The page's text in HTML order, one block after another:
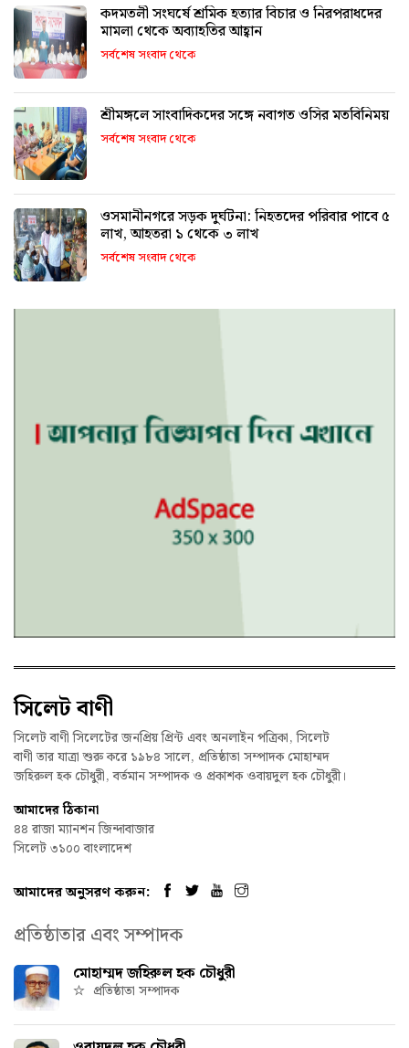
কদমতলী সংঘর্ষে শ্রমিক হত্যার বিচার ও নিরপরাধদের
মামলা থেকে অব্যাহতির আহ্বান
সর্বশেষ সংবাদ থেকে
শ্রীমঙ্গলে সাংবাদিকদের সঙ্গে নবাগত ওসির মতবিনিময়
সর্বশেষ সংবাদ থেকে
ওসমানীনগরে সড়ক দুর্ঘটনা: নিহতদের পরিবার পাবে ৫
লাখ, আহতরা ১ থেকে ৩ লাখ
সর্বশেষ সংবাদ থেকে
সিলেট বাণী
সিলেট বাণী সিলেটের জনপ্রিয় প্রিন্ট এবং অনলাইন পত্রিকা, সিলেট
বাণী তার যাত্রা শুরু করে ১৯৮৪ সালে, প্রতিষ্ঠাতা সম্পাদক মোহাম্মদ
জহিরুল হক চৌধুরী, বর্তমান সম্পাদক ও প্রকাশক ওবায়দুল হক চৌধুরী।
আমাদের ঠিকানা
৪৪ রাজা ম্যানশন জিন্দাবাজার
সিলেট ৩১০০ বাংলাদেশ
আমাদের অনুসরণ করুন:
প্রতিষ্ঠাতার এবং সম্পাদক
মোহাম্মদ জহিরুল হক চৌধুরী
প্রতিষ্ঠাতা সম্পাদক